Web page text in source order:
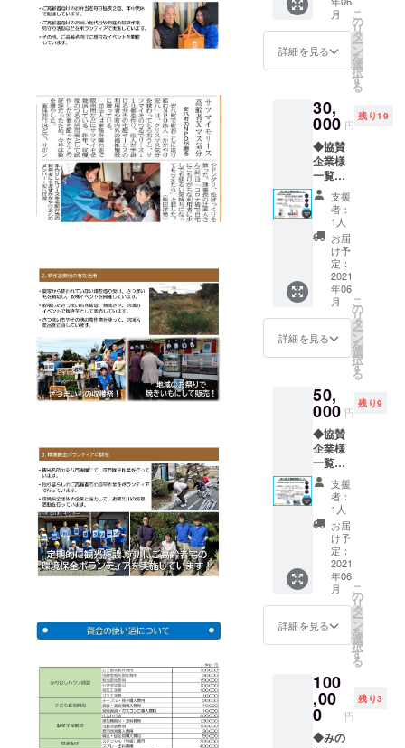
ん」
オリジ
ナルス
カー×１
セット
A×１
セット
※色の指
定はで
きませ
◆「Ro
am
Couch/
小川亮
さ
ん」
オリジ
ナルス
テッ
カー×１
月
詳細を見る
こ
の
リ
タ
ー
ン
を
選
択
す
る
30,
000 円
残り19
◆協賛
企業様
一覧看
板に、
個人名
（企業
名）を
記載 ※
記載す
る個人
名（企
業名）
をお知
らせく
ださい
◆浅野
エアー
かお
る ダ
ディ
ボー
イ エ
ニータ
イム×１
枚 ※色
の指定
はでき
ません
◆みの
むしハ
ウス
オリジ
ナル
バック×
色をお
選びく
ださい
（ネイ
ビー・
支援
者：
1人
お届
け予
定：
2021
年06
月
詳細を見る
こ
の
リ
タ
ー
ン
を
選
択
す
る
50,
000 円
残り9
◆協賛
企業様
一覧看
板に、
個人名
（企業
名）を
記載 ※
記載す
る個人
名（企
業名）
をお知
らせく
ださい
◆浅野
エアー
かお
る ダ
ディ
ボー
支援
者：
1人
お届
け予
定：
2021
年06
月
詳細を見る
こ
の
リ
タ
ー
ン
を
選
択
す
る
100
,00
0 円
残り3
◆みの